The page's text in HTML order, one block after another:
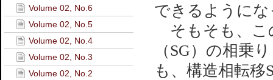
できるように
そもそも、こ
（SG）の相乗
も、構造相転移
Volume 02, No.6
Volume 02, No.5
Volume 02, No.4
Volume 02, No.3
Volume 02, No.2